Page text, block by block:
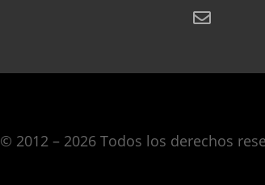
© 2012 – 2026 Todos los derechos